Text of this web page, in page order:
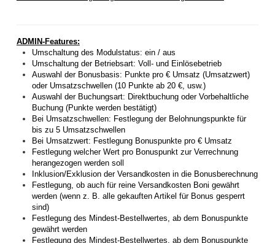
ADMIN-Features:
Umschaltung des Modulstatus: ein / aus
Umschaltung der Betriebsart: Voll- und Einlösebetrieb
Auswahl der Bonusbasis: Punkte pro € Umsatz (Umsatzwert)
oder Umsatzschwellen (10 Punkte ab 20 €, usw.)
Auswahl der Buchungsart: Direktbuchung oder Vorbehaltliche
Buchung (Punkte werden bestätigt)
Bei Umsatzschwellen: Festlegung der Belohnungspunkte für
bis zu 5 Umsatzschwellen
Bei Umsatzwert: Festlegung Bonuspunkte pro € Umsatz
Festlegung welcher Wert pro Bonuspunkt zur Verrechnung
herangezogen werden soll
Inklusion/Exklusion der Versandkosten in die Bonusberechnung
Festlegung, ob auch für reine Versandkosten Boni gewährt
werden (wenn z. B. alle gekauften Artikel für Bonus gesperrt
sind)
Festlegung des Mindest-Bestellwertes, ab dem Bonuspunkte
gewährt werden
Festlegung des Mindest-Bestellwertes, ab dem Bonuspunkte